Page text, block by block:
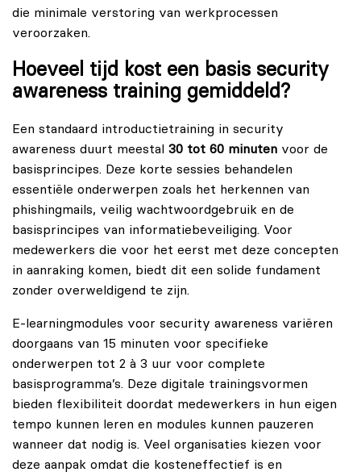
die minimale verstoring van werkprocessen
veroorzaken.
Hoeveel tijd kost een basis security
awareness training gemiddeld?
Een standaard introductietraining in security
awareness duurt meestal 30 tot 60 minuten voor de
basisprincipes. Deze korte sessies behandelen
essentiële onderwerpen zoals het herkennen van
phishingmails, veilig wachtwoordgebruik en de
basisprincipes van informatiebeveiliging. Voor
medewerkers die voor het eerst met deze concepten
in aanraking komen, biedt dit een solide fundament
zonder overweldigend te zijn.
E-learningmodules voor security awareness variëren
doorgaans van 15 minuten voor specifieke
onderwerpen tot 2 à 3 uur voor complete
basisprogramma’s. Deze digitale trainingsvormen
bieden flexibiliteit doordat medewerkers in hun eigen
tempo kunnen leren en modules kunnen pauzeren
wanneer dat nodig is. Veel organisaties kiezen voor
deze aanpak omdat die kosteneffectief is en